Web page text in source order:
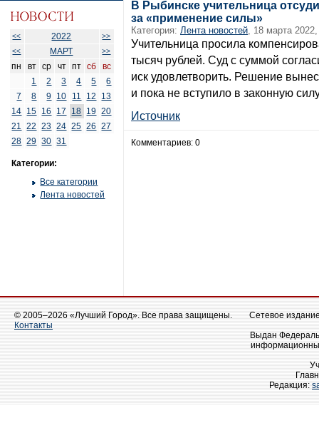
<< 2022
>>
<<
МАРТ >>
пн вт ср чт пт сб
вс
1
2 3 4 5
6
7
8 9 10 11 12
13
14 15 16 17 18 19 20
21
22 23 24 25 26
27
28 29 30 31
Категории:
Все категории
Лента новостей
В Рыбинске учительница
за «применение силы»
Категория: Лента новостей, 18 марта
Учительница просила
тысяч рублей. Суд с суммой
иск удовлетворить. Решение
и пока не вступило в законную
Источник
Комментариев: 0
© 2005–2026 «Лучший Город». Все права защищены.
Контакты
Сетевое
Выдан
Редакция: